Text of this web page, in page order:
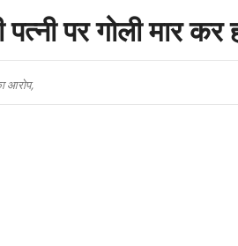
पर गोली मार
आरोप,